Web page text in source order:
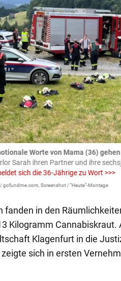
Worte von Mama (36)
Sarah ihren Partner und ihre
sich die 36-Jährige zu Wort >>>
gofundme.com, Screenshot / "Heute"-Montage
fanden in den
Kilogramm Cannabiskraut.
Klagenfurt in die
sich in ersten